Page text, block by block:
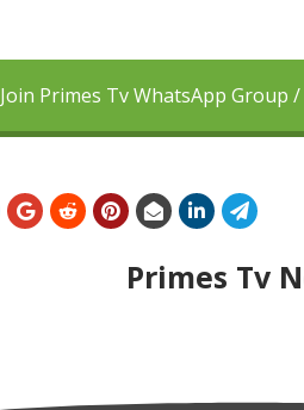
Join Primes Tv WhatsApp Group
Primes Tv